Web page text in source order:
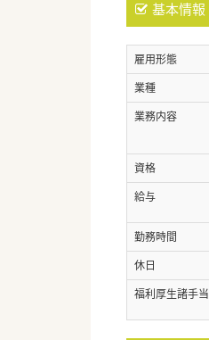
基本情報
雇用形態
業種
業務内容
資格
給与
勤務時間
休日
福利厚生諸手当